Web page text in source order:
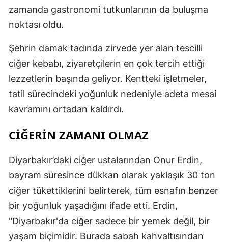
zamanda gastronomi tutkunlarının da buluşma
noktası oldu.
Şehrin damak tadında zirvede yer alan tescilli
ciğer kebabı, ziyaretçilerin en çok tercih ettiği
lezzetlerin başında geliyor. Kentteki işletmeler,
tatil sürecindeki yoğunluk nedeniyle adeta mesai
kavramını ortadan kaldırdı.
CİĞERİN ZAMANI OLMAZ
Diyarbakır’daki ciğer ustalarından Onur Erdin,
bayram süresince dükkan olarak yaklaşık 30 ton
ciğer tükettiklerini belirterek, tüm esnafın benzer
bir yoğunluk yaşadığını ifade etti. Erdin,
"Diyarbakır'da ciğer sadece bir yemek değil, bir
yaşam biçimidir. Burada sabah kahvaltısından